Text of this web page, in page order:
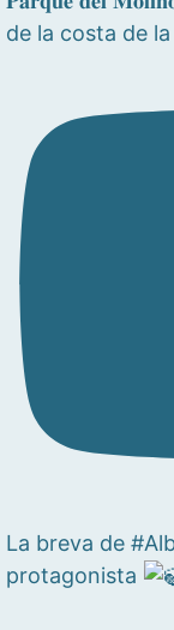
de la costa de
La breva de
protagonista